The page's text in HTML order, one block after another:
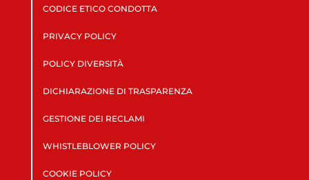
CODICE ETICO CONDOTTA
PRIVACY POLICY
POLICY DIVERSITÀ
DICHIARAZIONE DI TRASPARENZA
GESTIONE DEI RECLAMI
WHISTLEBLOWER POLICY
COOKIE POLICY